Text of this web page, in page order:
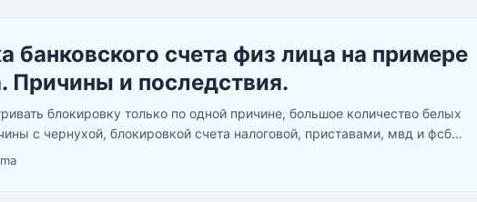
банковского счета физ лица на примере
Причины и последствия.
блокировку только по одной причине, большое количество белых
с чернухой, блокировкой счета налоговой, приставами, мвд и фсб
Вот и настал счастливый момент, когда вам снова пришли деньги или